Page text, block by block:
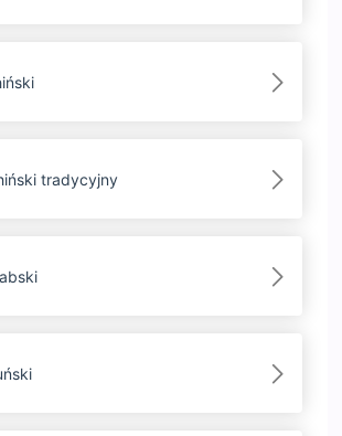
tradycyjny